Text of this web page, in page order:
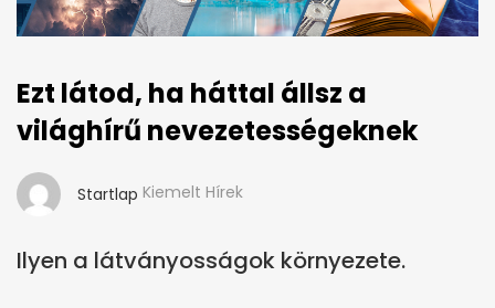
Ezt látod, ha háttal állsz a
világhírű nevezetességeknek
Startlap Kiemelt Hírek
Ilyen a látványosságok környezete.